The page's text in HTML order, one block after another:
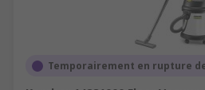
Temporairement en rupture